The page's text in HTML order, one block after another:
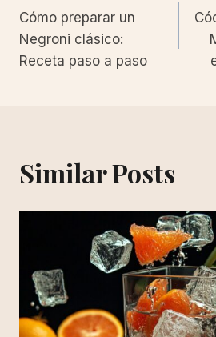
navigation
Cómo preparar un
Negroni clásico:
Receta paso a paso
Similar Posts